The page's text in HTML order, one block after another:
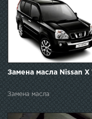
Замена масла Nissan X
Замена масла